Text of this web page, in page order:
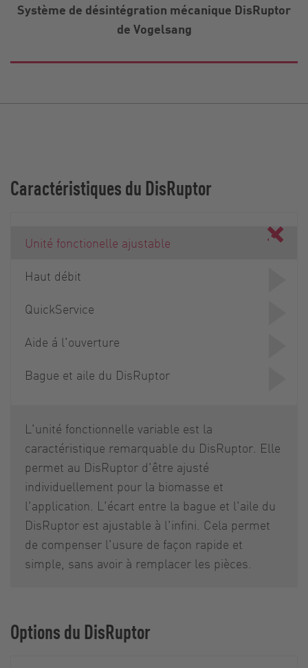
Système de désintégration mécanique DisRuptor
de Vogelsang
Caractéristiques du DisRuptor
Unité fonctionelle ajustable
Haut débit
QuickService
Aide á l'ouverture
Bague et aile du DisRuptor
L'unité fonctionnelle variable est la
caractéristique remarquable du DisRuptor. Elle
permet au DisRuptor d'être ajusté
individuellement pour la biomasse et
l'application. L'écart entre la bague et l'aile du
DisRuptor est ajustable à l'infini. Cela permet
de compenser l'usure de façon rapide et
simple, sans avoir à remplacer les pièces.
Options du DisRuptor